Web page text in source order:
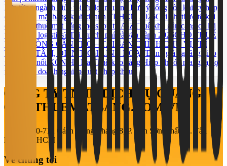
hợp từng ngành giúp tối ưu lợi nhuận 5 Lưu ý sống còn khi ký hợp
đồng thuê mặt bằng kinh doanh TP.HCM 2026Chi phí thực tế khi
chọn cho thuê mặt bằng mở shop từ A-Z Thuê kho gần cảng có lợi
thế gì cho logistics? Tối ưu chi phí và vận hành 2026CHO THUÊ
VĂN PHÒNG CẦN THƠ – TÀI SẢN CHÍNH CHỦ VỊ TRÍ
TRUNG TÂM, DIỆN TÍCH LINH HOẠTĐánh giá hạ tầng giao
thông kết nối KCN Hố Nai
Thuê kho cảng Hiệp Phước mang lại lợi
thế gì cho doanh nghiệp xuất nhập khẩu?
CÔNG TY TNHH DỊCH VỤ QUẢNG
CÁO THUEMATBANG.COM.VN
708-710-712 Cách Mạng Tháng 8, P. Tân Sơn Nhất, Q. Tân
Bình, TP. HCM
Về chúng tôi